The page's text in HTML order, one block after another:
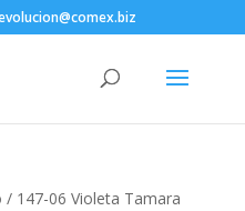
147-06 Violeta Tamara